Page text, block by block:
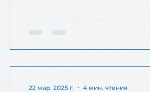
22 мар. 2025 г. 4 мин. чтения